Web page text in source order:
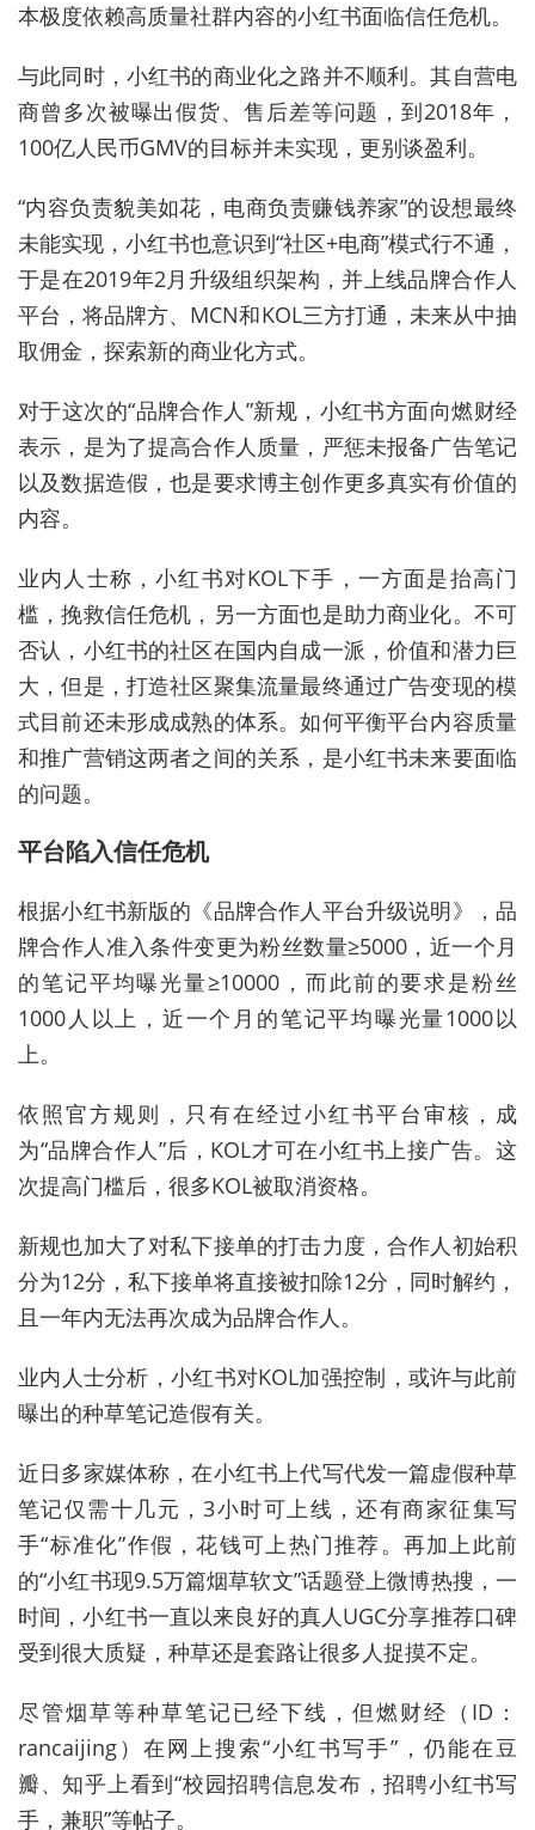
本极度依赖高质量社群内容的小红书面临信任危机。
与此同时，小红书的商业化之路并不顺利。其自营电
商曾多次被曝出假货、售后差等问题，到2018年，
100亿人民币GMV的目标并未实现，更别谈盈利。
“内容负责貌美如花，电商负责赚钱养家”的设想最终
未能实现，小红书也意识到“社区+电商”模式行不通，
于是在2019年2月升级组织架构，并上线品牌合作人
平台，将品牌方、MCN和KOL三方打通，未来从中抽
取佣金，探索新的商业化方式。
对于这次的“品牌合作人”新规，小红书方面向燃财经
表示，是为了提高合作人质量，严惩未报备广告笔记
以及数据造假，也是要求博主创作更多真实有价值的
内容。
业内人士称，小红书对KOL下手，一方面是抬高门
槛，挽救信任危机，另一方面也是助力商业化。不可
否认，小红书的社区在国内自成一派，价值和潜力巨
大，但是，打造社区聚集流量最终通过广告变现的模
式目前还未形成成熟的体系。如何平衡平台内容质量
和推广营销这两者之间的关系，是小红书未来要面临
的问题。
平台陷入信任危机
根据小红书新版的《品牌合作人平台升级说明》，品
牌合作人准入条件变更为粉丝数量≥5000，近一个月
的笔记平均曝光量≥10000，而此前的要求是粉丝
1000人以上，近一个月的笔记平均曝光量1000以
上。
依照官方规则，只有在经过小红书平台审核，成
为“品牌合作人”后，KOL才可在小红书上接广告。这
次提高门槛后，很多KOL被取消资格。
新规也加大了对私下接单的打击力度，合作人初始积
分为12分，私下接单将直接被扣除12分，同时解约，
且一年内无法再次成为品牌合作人。
业内人士分析，小红书对KOL加强控制，或许与此前
曝出的种草笔记造假有关。
近日多家媒体称，在小红书上代写代发一篇虚假种草
笔记仅需十几元，3小时可上线，还有商家征集写
手“标准化”作假，花钱可上热门推荐。再加上此前
的“小红书现9.5万篇烟草软文”话题登上微博热搜，一
时间，小红书一直以来良好的真人UGC分享推荐口碑
受到很大质疑，种草还是套路让很多人捉摸不定。
尽管烟草等种草笔记已经下线，但燃财经（ID：
rancaijing）在网上搜索“小红书写手”，仍能在豆
瓣、知乎上看到“校园招聘信息发布，招聘小红书写
手，兼职”等帖子。